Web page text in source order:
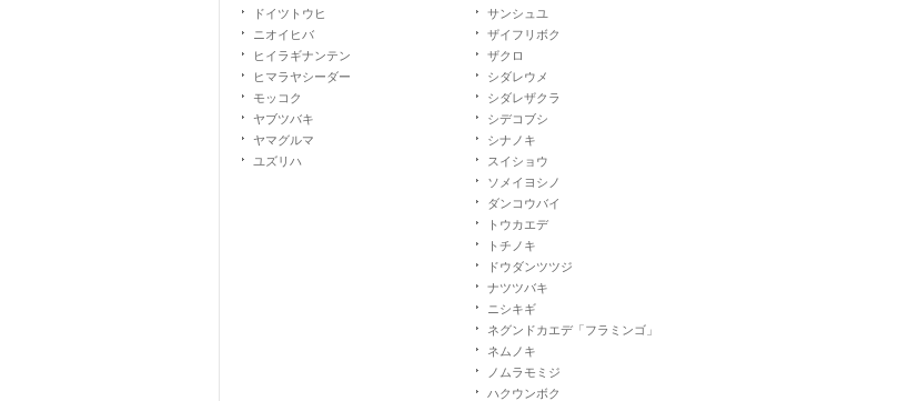
ドイツトウヒ
ニオイヒバ
ヒイラギナンテン
ヒマラヤシーダー
モッコク
ヤブツバキ
ヤマグルマ
ユズリハ
サンシュユ
ザイフリボク
ザクロ
シダレウメ
シダレザクラ
シデコブシ
シナノキ
スイショウ
ソメイヨシノ
ダンコウバイ
トウカエデ
トチノキ
ドウダンツツジ
ナツツバキ
ニシキギ
ネグンドカエデ「フラミンゴ」
ネムノキ
ノムラモミジ
ハクウンボク